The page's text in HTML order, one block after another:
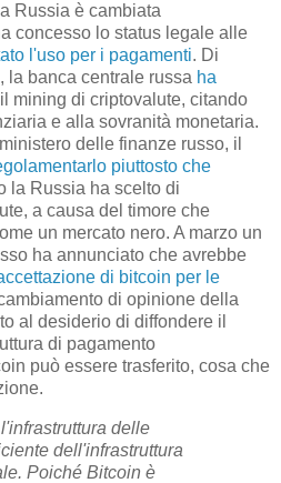
Russia è cambiata
concesso lo status legale alle
l'uso per i pagamenti. Di
la banca centrale russa ha
mining di criptovalute, citando
e alla sovranità monetaria.
delle finanze russo, il
piuttosto che
la Russia ha scelto di
a causa del timore che
un mercato nero. A marzo un
ha annunciato che avrebbe
di bitcoin per le
di opinione della
al desiderio di diffondere il
di pagamento
può essere trasferito, cosa che
l'infrastruttura delle
dell'infrastruttura
Poiché Bitcoin è